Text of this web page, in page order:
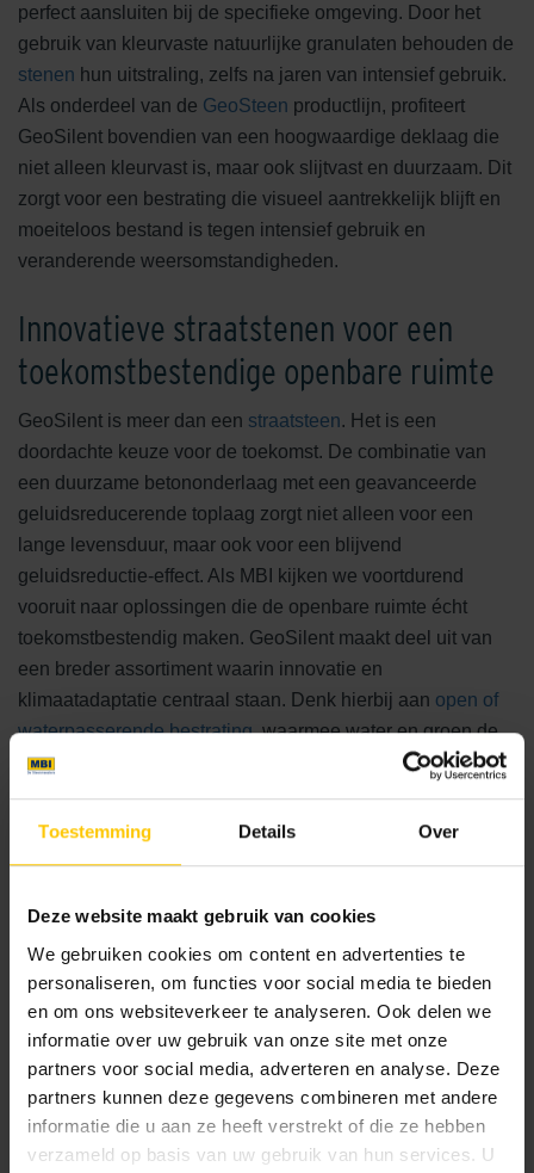
Toestemming Details Over
Deze website maakt gebruik van cookies
We gebruiken cookies om content en advertenties te
personaliseren, om functies voor social media te bieden
en om ons websiteverkeer te analyseren. Ook delen we
informatie over uw gebruik van onze site met onze
partners voor social media, adverteren en analyse. Deze
partners kunnen deze gegevens combineren met andere
informatie die u aan ze heeft verstrekt of die ze hebben
verzameld op basis van uw gebruik van hun services. U
perfect aansluiten bij de specifieke omgeving. Door het
gebruik van kleurvaste natuurlijke granulaten behouden de
stenen hun uitstraling, zelfs na jaren van intensief gebruik.
Als onderdeel van de GeoSteen productlijn, profiteert
GeoSilent bovendien van een hoogwaardige deklaag die
niet alleen kleurvast is, maar ook slijtvast en duurzaam. Dit
zorgt voor een bestrating die visueel aantrekkelijk blijft en
moeiteloos bestand is tegen intensief gebruik en
veranderende weersomstandigheden.
Innovatieve straatstenen voor een
toekomstbestendige openbare ruimte
GeoSilent is meer dan een straatsteen. Het is een
doordachte keuze voor de toekomst. De combinatie van
een duurzame betononderlaag met een geavanceerde
geluidsreducerende toplaag zorgt niet alleen voor een
lange levensduur, maar ook voor een blijvend
geluidsreductie-effect. Als MBI kijken we voortdurend
vooruit naar oplossingen die de openbare ruimte écht
toekomstbestendig maken. GeoSilent maakt deel uit van
een breder assortiment waarin innovatie en
klimaatadaptatie centraal staan. Denk hierbij aan open of
waterpasserende bestrating, waarmee water en groen de
ruimte krijgen. Met deze producten kunnen gemeenten en
om het toekomstgericht ontwerpen van de openbare
Een stap in de goede richting
De keuze voor GeoSilent in Sint-Oedenrode onderstreept
een groeiende trend: gemeenten en ontwerpers zoeken
naar bestratingsoplossingen die zowel functioneel als
esthetisch zijn. Met deze slimme straatsteen investeert de
gemeente in een geluidsarme, duurzame én visueel
aantrekkelijke openbare ruimte. Een inspirerend voorbeeld
van hoe slimme bestratingstechniek het verschil maakt in